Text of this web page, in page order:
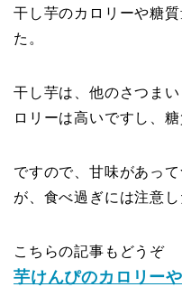
干し芋のカロリーや糖
た。
干し芋は、他のさつま
ロリーは高いですし、
ですので、甘味があっ
が、食べ過ぎには注意し
こちらの記事もどうぞ
芋けんぴのカロリー